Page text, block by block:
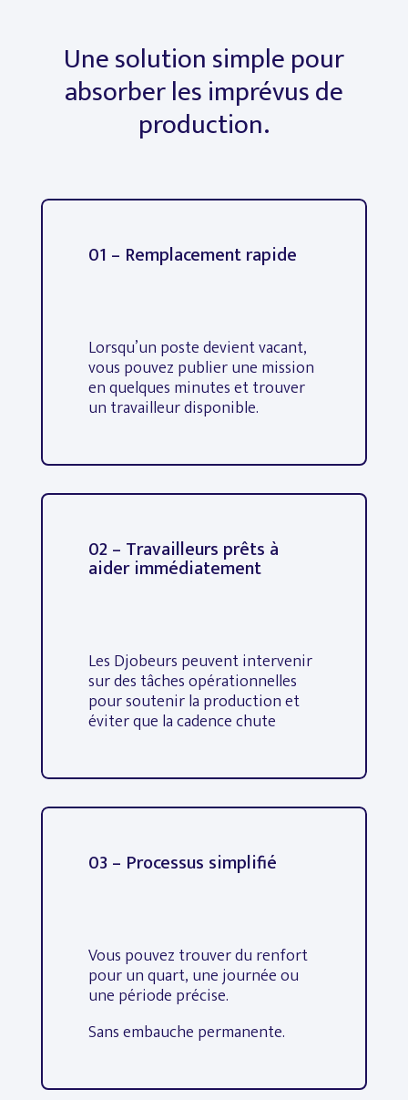
Unesolutionsimplepour
absorberlesimprévusde
production.
01 – Remplacement rapide
Lorsqu’un poste devient vacant,
vous pouvez publier une mission
en quelques minutes et trouver
un travailleur disponible.
02 – Travailleurs prêts à
aider immédiatement
Les Djobeurs peuvent intervenir
sur des tâches opérationnelles
pour soutenir la production et
éviter que la cadence chute
03 – Processus simplifié
Vous pouvez trouver du renfort
pour un quart, une journée ou
une période précise.
Sans embauche permanente.